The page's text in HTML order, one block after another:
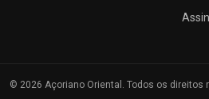
© 2026 Açoriano Oriental. Todos os direitos